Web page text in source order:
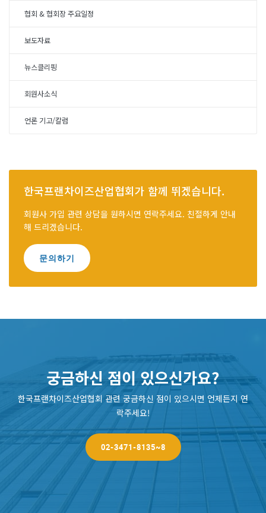
협회 & 협회장 주요일정
보도자료
뉴스클리핑
회원사소식
언론 기고/칼럼
한국프랜차이즈산업협회가 함께 뛰겠습니다.
회원사 가입 관련 상담을 원하시면 연락주세요. 친절하게 안내
해 드리겠습니다.
문의하기
궁금하신 점이 있으신가요?
한국프랜차이즈산업협회 관련 궁금하신 점이 있으시면 언제든지 연
락주세요!
02-3471-8135~8